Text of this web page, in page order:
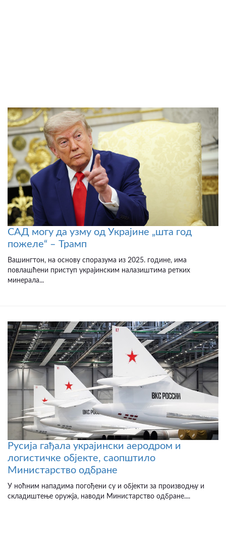
САД могу да узму од Украјине „шта год
пожеле“ – Трамп
Вашингтон, на основу споразума из 2025. године, има
повлашћени приступ украјинским налазиштима ретких
минерала...
Русија гађала украјински аеродром и
логистичке објекте, саопштило
Министарство одбране
У ноћним нападима погођени су и објекти за производњу и
складиштење оружја, наводи Министарство одбране....